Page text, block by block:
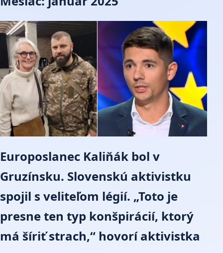
Europoslanec Kaliňák bol v
Gruzínsku. Slovenskú aktivistku
spojil s veliteľom légií. „Toto je
presne ten typ konšpirácií, ktorý
má šíriť strach,“ hovorí aktivistka